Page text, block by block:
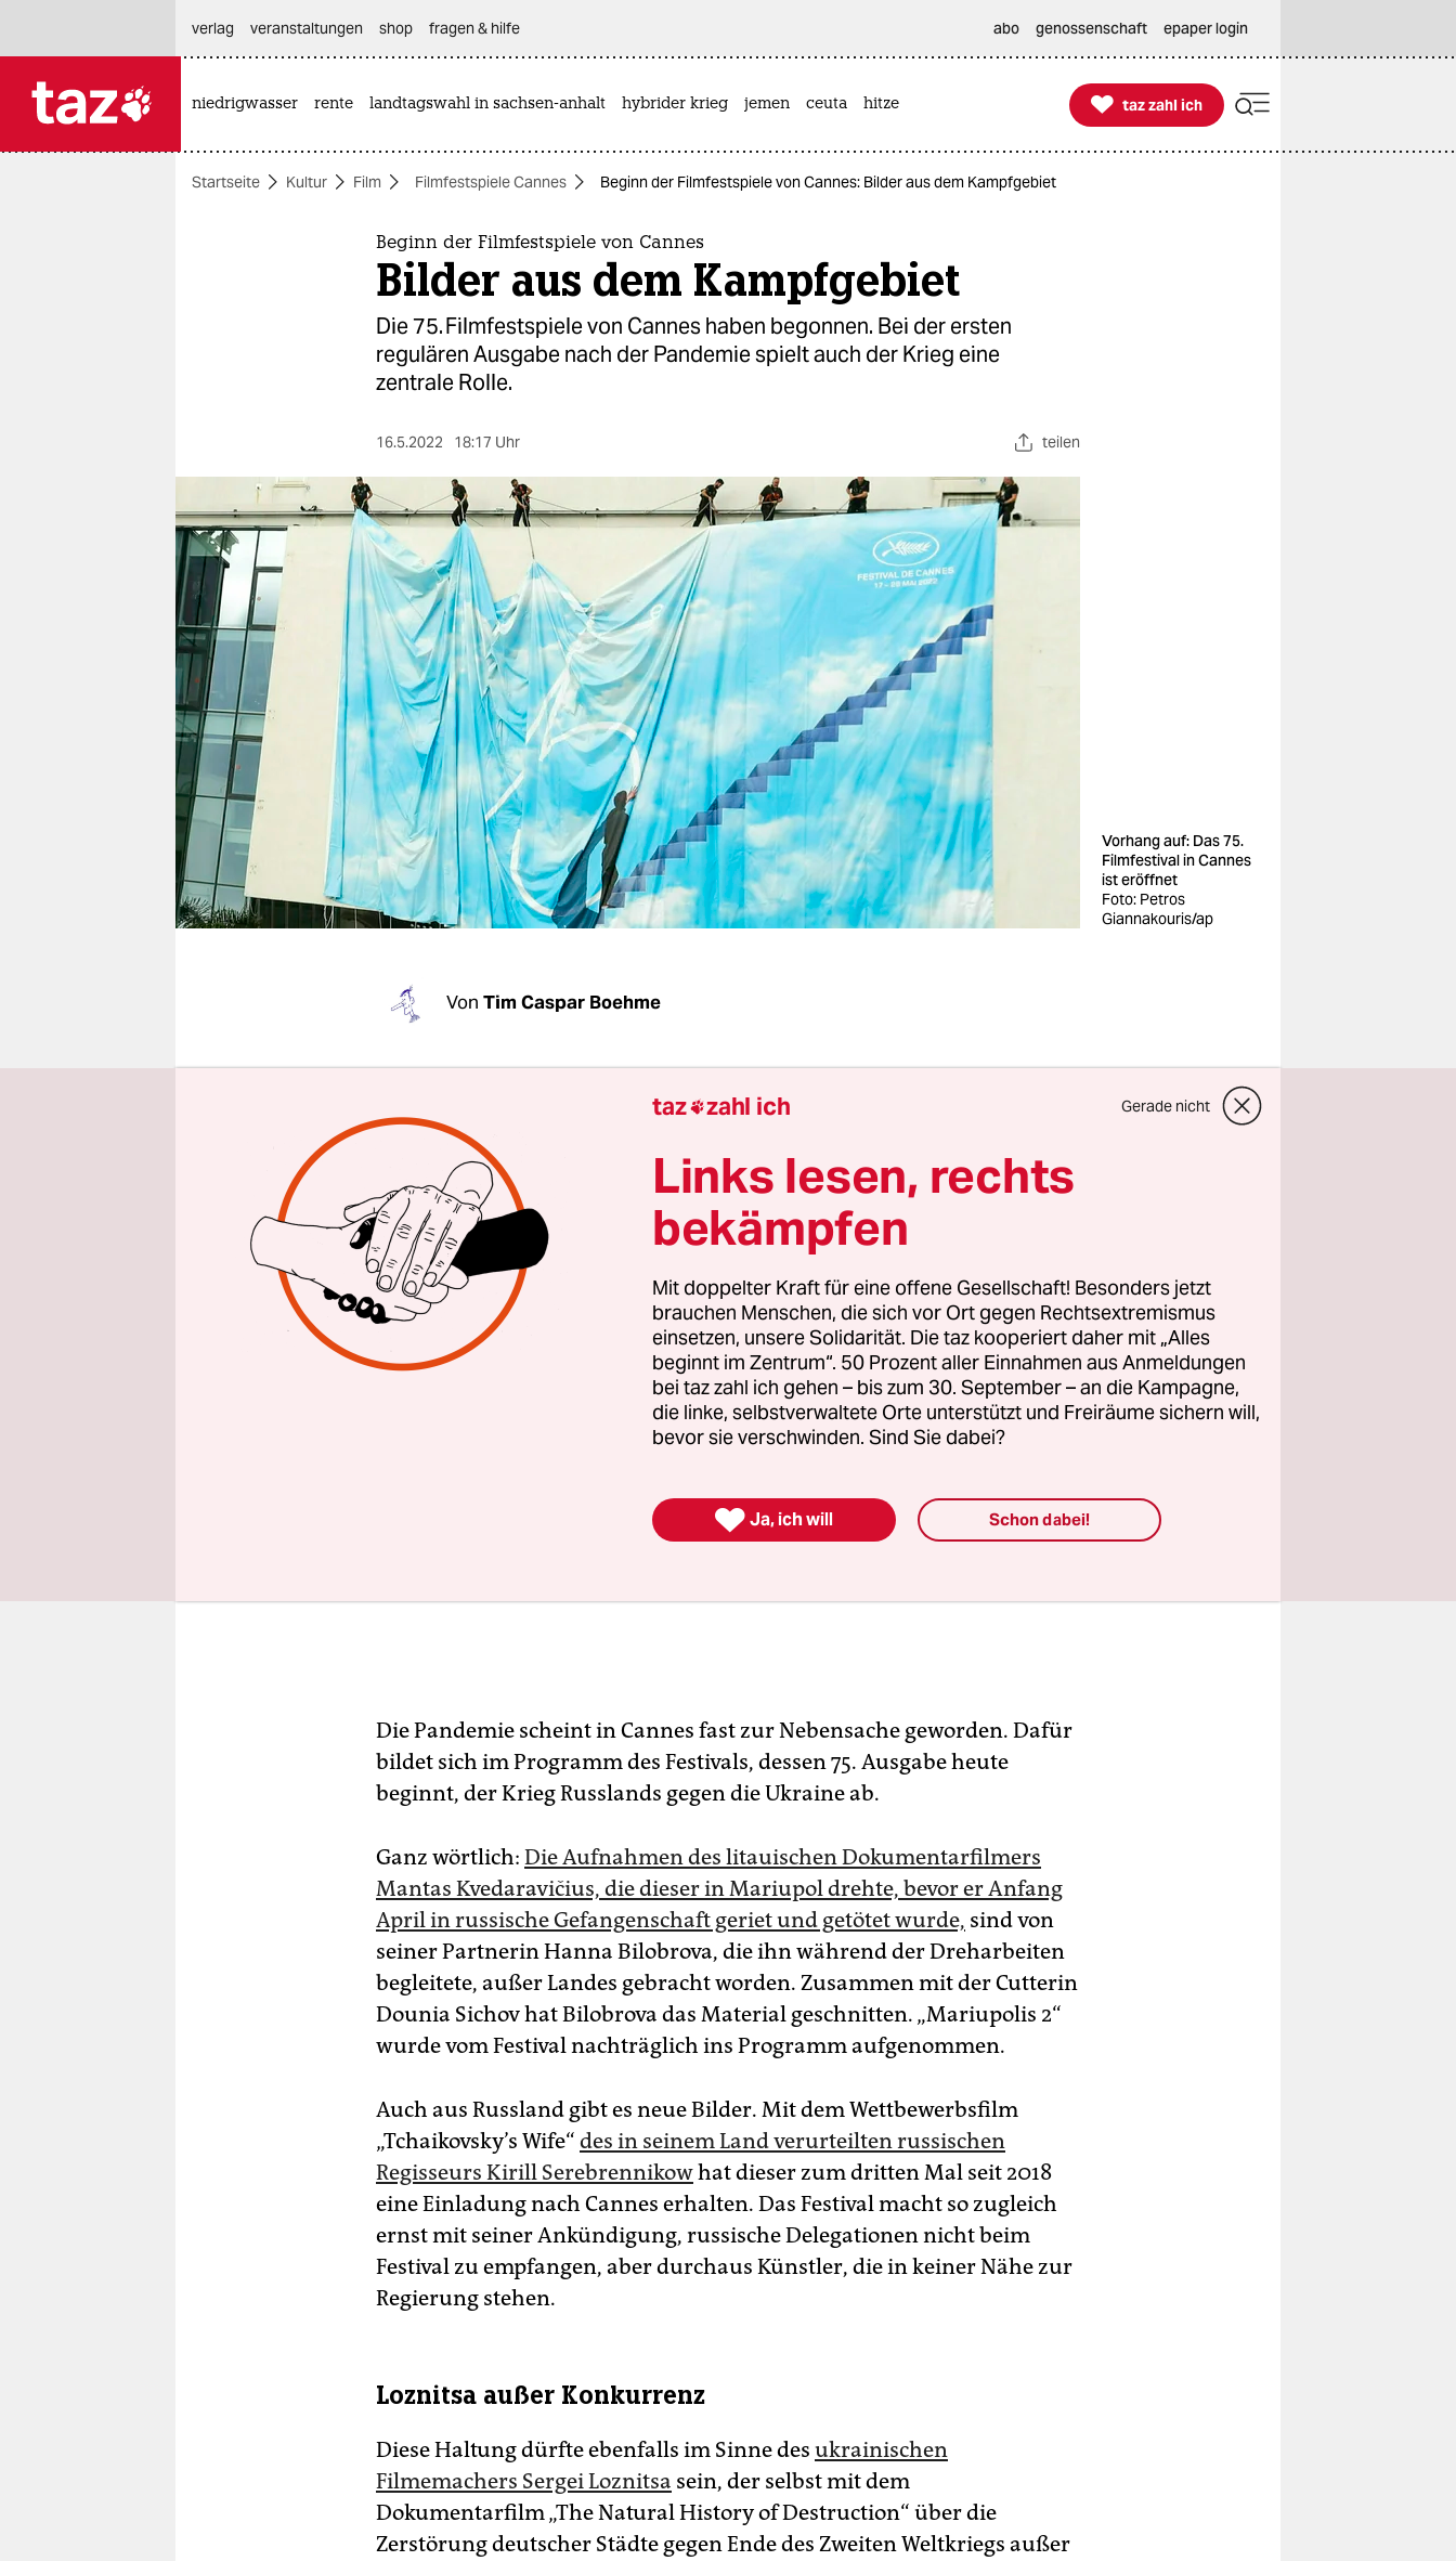
themen
nord
wahrheit
verlag
verlag
veranstaltungen
shop
fragen & hilfe
unterstützen
abo
genossenschaft
verlag
veranstaltungen shop fragen & hilfe abo genossenschaft epaper login
niedrigwasser rente landtagswahl in sachsen-anhalt hybrider krieg jemen ceuta hitze 
taz zahl ich
taz zahl ich
Startseite Kultur Film Filmfestspiele Cannes Beginn der Filmfestspiele von Cannes: Bilder aus dem Kampfgebiet
Beginn der Filmfestspiele von Cannes
Bilder aus dem Kampfgebiet
Die 75. Filmfestspiele von Cannes haben begonnen. Bei der ersten
regulären Ausgabe nach der Pandemie spielt auch der Krieg eine
zentrale Rolle.
16.5.2022 18:17 Uhr teilen
Vorhang auf: Das 75.
Filmfestival in Cannes
ist eröffnet
Foto: Petros
Giannakouris/ap
Von Tim Caspar Boehme
Noch staunt man ein bisschen: Ja, es geht wieder an die Croisette, und
das im Mai. Vergangenes Jahr hatten dieFilmfestspiele von Cannes
zwar nicht wie 2020 ausfallen müssen, doch musste man
sicherheitshalber auf den Juli ausweichen
. Jetzt kann die Filmwelt
wieder zur angestammten Zeit im Frühling zusammenkommen, ohne
die Coronatests vom Vorjahr, man rät lediglich dringend zum Tragen
von Masken im Inneren.
Die Pandemie scheint in Cannes fast zur Nebensache geworden. Dafür
bildet sich im Programm des Festivals, dessen 75. Ausgabe heute
beginnt, der Krieg Russlands gegen die Ukraine ab.
Ganz wörtlich: Die Aufnahmen des litauischen Dokumentarfilmers
Mantas Kvedaravičius, die dieser in Mariupol drehte, bevor er Anfang
April in russische Gefangenschaft geriet und getötet wurde, sind von
seiner Partnerin Hanna Bilobrova, die ihn während der Dreharbeiten
begleitete, außer Landes gebracht worden. Zusammen mit der Cutterin
Dounia Sichov hat Bilobrova das Material geschnitten. „Mariupolis 2“
wurde vom Festival nachträglich ins Programm aufgenommen.
Auch aus Russland gibt es neue Bilder. Mit dem Wettbewerbsfilm
„Tchaikovsky’s Wife“ des in seinem Land verurteilten russischen
Regisseurs Kirill Serebrennikowhat dieser zum dritten Mal seit 2018
eine Einladung nach Cannes erhalten. Das Festival macht so zugleich
ernst mit seiner Ankündigung, russische Delegationen nicht beim
Festival zu empfangen, aber durchaus Künstler, die in keiner Nähe zur
Regierung stehen.
Loznitsa außer Konkurrenz
Diese Haltung dürfte ebenfalls im Sinne des ukrainischen
Filmemachers Sergei Loznitsa sein, der selbst mit dem
Dokumentarfilm „The Natural History of Destruction“ über die
Zerstörung deutscher Städte gegen Ende des Zweiten Weltkriegs außer
taz zahl ich Gerade nicht
Links lesen, rechts
bekämpfen
Mit doppelter Kraft für eine offene Gesellschaft! Besonders jetzt
brauchen Menschen, die sich vor Ort gegen Rechtsextremismus
einsetzen, unsere Solidarität. Die taz kooperiert daher mit „Alles
beginnt im Zentrum“. 50 Prozent aller Einnahmen aus Anmeldungen
bei taz zahl ich gehen – bis zum 30. September – an die Kampagne,
die linke, selbstverwaltete Orte unterstützt und Freiräume sichern will,
bevor sie verschwinden. Sind Sie dabei?
 Ja, ich will Schon dabei!